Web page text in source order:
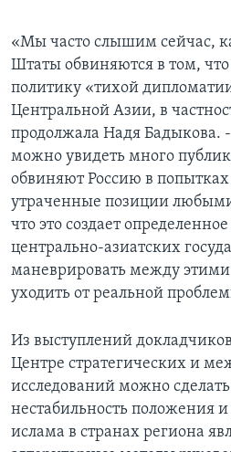
«Мы часто слышим сейчас,
Штаты обвиняются в том,
политику «тихой
Центральной Азии, в
продолжала Надя Бадыкова.
можно увидеть много
обвиняют Россию в попытках
утраченные позиции
что это создает
центрально-азиатских
маневрировать между
уходить от реальной
Из выступлений
Центре стратегических и
исследований можно
нестабильность положения
ислама в странах региона